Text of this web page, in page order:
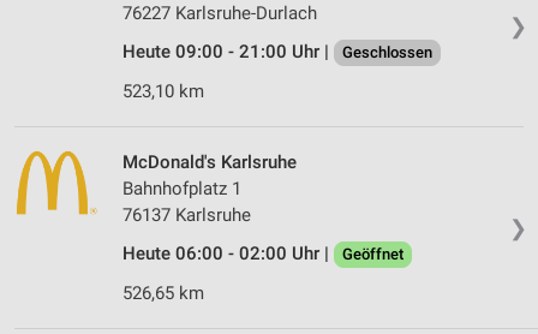
❯
76227 Karlsruhe-Durlach
Heute 09:00 - 21:00 Uhr |
Geschlossen
523,10 km
❯
McDonald's Karlsruhe
Bahnhofplatz 1
76137 Karlsruhe
Heute 06:00 - 02:00 Uhr |
Geöffnet
526,65 km